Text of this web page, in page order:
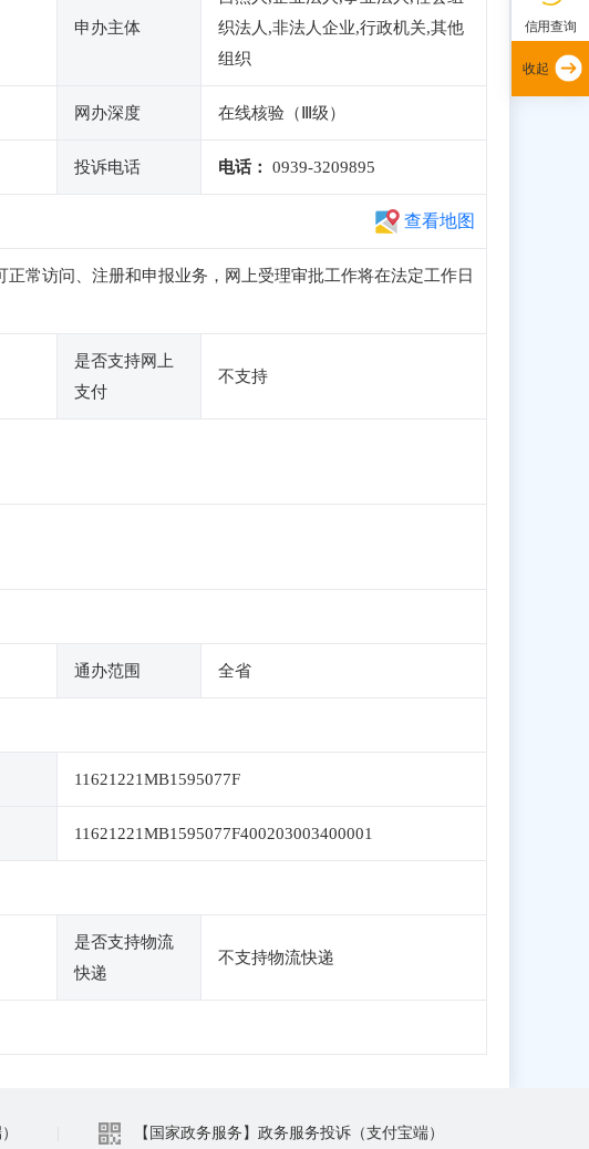
申办主体
织法人,非法人企业,行政机关,其他
组织
网办深度 在线核验（Ⅲ级）
投诉电话 电话： 0939-3209895
查看地图
常访问、注册和申报业务，网上受理审批工作将在法定工作日
是否支持网上
支付
不支持
通办范围 全省
11621221MB1595077F
11621221MB1595077F400203003400001
是否支持物流
快递
不支持物流快递
【国家政务服务】政务服务投诉（支付宝端）
信用查询
收起